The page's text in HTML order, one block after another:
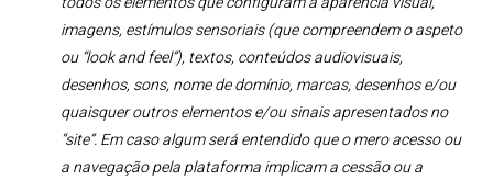
imagens, estímulos sensoriais (que compreendem o aspeto
ou “look and feel”), textos, conteúdos audiovisuais,
desenhos, sons, nome de domínio, marcas, desenhos e/ou
quaisquer outros elementos e/ou sinais apresentados no
“site”. Em caso algum será entendido que o mero acesso ou
a navegação pela plataforma implicam a cessão ou a